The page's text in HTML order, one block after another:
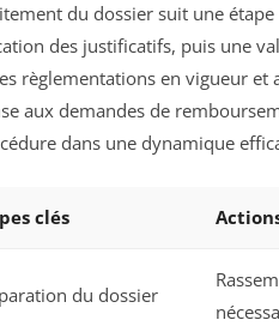
du dossier suit une
des justificatifs, puis une
règlementations en vigueur et
aux demandes de
dans une dynamique
clés
du dossier